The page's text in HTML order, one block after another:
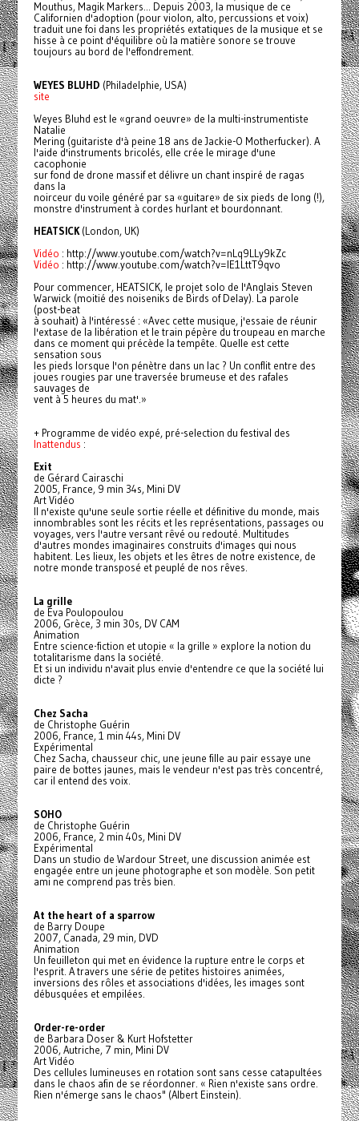
Mouthus, Magik Markers... Depuis 2003, la musique de ce
Californien d'adoption (pour violon, alto, percussions et voix)
traduit une foi dans les propriétés extatiques de la musique et se
hisse à ce point d'équilibre où la matière sonore se trouve
toujours au bord de l'effondrement.
WEYES BLUHD (Philadelphie, USA)
site
Weyes Bluhd est le «grand oeuvre» de la multi-instrumentiste
Natalie
Mering (guitariste d'à peine 18 ans de Jackie-O Motherfucker). A
l'aide d'instruments bricolés, elle crée le mirage d'une
cacophonie
sur fond de drone massif et délivre un chant inspiré de ragas
dans la
noirceur du voile généré par sa «guitare» de six pieds de long (!),
monstre d'instrument à cordes hurlant et bourdonnant.
HEATSICK(London, UK)
Vidéo : http://www.youtube.com/watch?v=nLq9LLy9kZc
Vidéo : http://www.youtube.com/watch?v=lE1LttT9qvo
Pour commencer, HEATSICK, le projet solo de l'Anglais Steven
Warwick (moitié des noiseniks de Birds of Delay). La parole
(post-beat
à souhait) à l'intéressé : «Avec cette musique, j'essaie de réunir
l'extase de la libération et le train pépère du troupeau en marche
dans ce moment qui précède la tempête. Quelle est cette
sensation sous
les pieds lorsque l'on pénètre dans un lac ? Un conflit entre des
joues rougies par une traversée brumeuse et des rafales
sauvages de
vent à 5 heures du mat'.»
+ Programme de vidéo expé, pré-selection du festival des
Inattendus :
Exit
de Gérard Cairaschi
2005, France, 9 min 34s, Mini DV
Art Vidéo
Il n'existe qu'une seule sortie réelle et définitive du monde, mais
innombrables sont les récits et les représentations, passages ou
voyages, vers l'autre versant rêvé ou redouté. Multitudes
d'autres mondes imaginaires construits d'images qui nous
habitent. Les lieux, les objets et les êtres de notre existence, de
notre monde transposé et peuplé de nos rêves.
La grille
de Eva Poulopoulou
2006, Grèce, 3 min 30s, DV CAM
Animation
Entre science-fiction et utopie « la grille » explore la notion du
totalitarisme dans la société.
Et si un individu n'avait plus envie d'entendre ce que la société lui
dicte ?
Chez Sacha
de Christophe Guérin
2006, France, 1 min 44s, Mini DV
Expérimental
Chez Sacha, chausseur chic, une jeune fille au pair essaye une
paire de bottes jaunes, mais le vendeur n'est pas très concentré,
car il entend des voix.
SOHO
de Christophe Guérin
2006, France, 2 min 40s, Mini DV
Expérimental
Dans un studio de Wardour Street, une discussion animée est
engagée entre un jeune photographe et son modèle. Son petit
ami ne comprend pas très bien.
At the heart of a sparrow
de Barry Doupe
2007, Canada, 29 min, DVD
Animation
Un feuilleton qui met en évidence la rupture entre le corps et
l'esprit. A travers une série de petites histoires animées,
inversions des rôles et associations d'idées, les images sont
débusquées et empilées.
Order-re-order
de Barbara Doser & Kurt Hofstetter
2006, Autriche, 7 min, Mini DV
Art Vidéo
Des cellules lumineuses en rotation sont sans cesse catapultées
dans le chaos afin de se réordonner. « Rien n'existe sans ordre.
Rien n'émerge sans le chaos" (Albert Einstein).